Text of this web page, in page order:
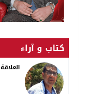
كتاب و آراء